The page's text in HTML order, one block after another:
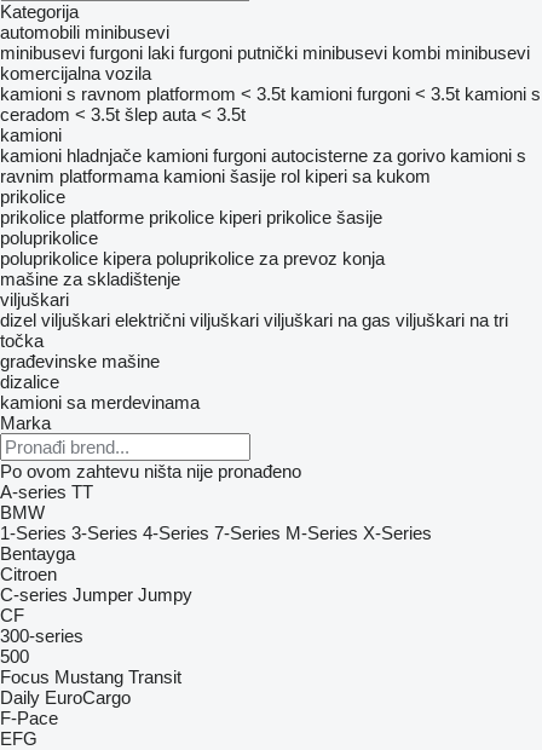
Kategorija
automobili minibusevi
minibusevi furgoni laki furgoni putnički minibusevi kombi minibusevi
komercijalna vozila
kamioni s ravnom platformom < 3.5t kamioni furgoni < 3.5t kamioni s
ceradom < 3.5t šlep auta < 3.5t
kamioni
kamioni hladnjače kamioni furgoni autocisterne za gorivo kamioni s
ravnim platformama kamioni šasije rol kiperi sa kukom
prikolice
prikolice platforme prikolice kiperi prikolice šasije
poluprikolice
poluprikolice kipera poluprikolice za prevoz konja
mašine za skladištenje
viljuškari
dizel viljuškari električni viljuškari viljuškari na gas viljuškari na tri
točka
građevinske mašine
dizalice
kamioni sa merdevinama
Marka
Po ovom zahtevu ništa nije pronađeno
A-series TT
BMW
1-Series 3-Series 4-Series 7-Series M-Series X-Series
Bentayga
Citroen
C-series Jumper Jumpy
CF
300-series
500
Focus Mustang Transit
Daily EuroCargo
F-Pace
EFG